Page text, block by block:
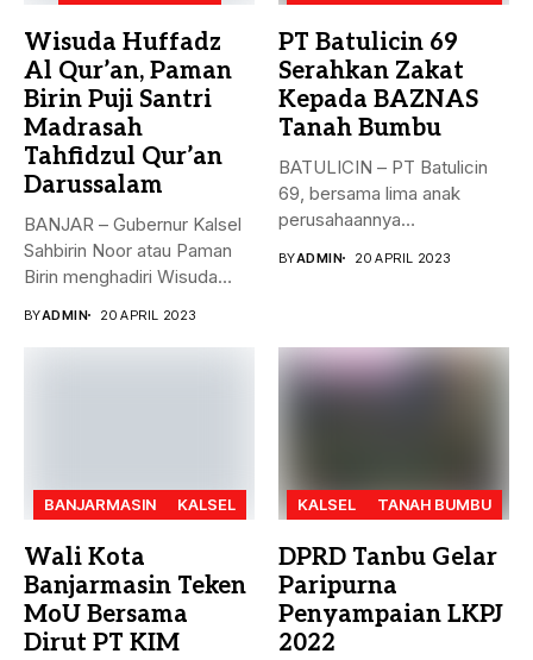
Wisuda Huffadz
Al Qur’an, Paman
Birin Puji Santri
Madrasah
Tahfidzul Qur’an
Darussalam
BANJAR – Gubernur Kalsel
Sahbirin Noor atau Paman
Birin menghadiri Wisuda
BYADMIN 20 APRIL 2023
PT Batulicin 69
Serahkan Zakat
Kepada BAZNAS
Tanah Bumbu
BATULICIN – PT Batulicin
69, bersama lima anak
perusahaannya
BYADMIN 20 APRIL 2023
BANJARMASIN KALSEL
Wali Kota
Banjarmasin Teken
MoU Bersama
Dirut PT KIM
KALSEL TANAH BUMBU
DPRD Tanbu Gelar
Paripurna
Penyampaian LKPJ
2022